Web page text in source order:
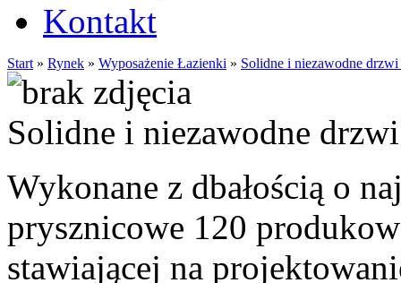
Kontakt
Start » Rynek » Wyposażenie Łazienki » Solidne i niezawodne
Solidne i niezawodne
Wykonane z dbałością o
prysznicowe 120
stawiającej na